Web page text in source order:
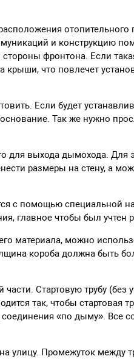
отопительного
и конструкцию
стороны фронтона. Если
крыши, что повлечет
Если будет
Так же нужно
для выхода дымохода. Для
размеры на стену, а
с помощью специальной
главное чтобы был учтен
материала, можно
короба должна быть
Стартовую трубу (без
так, чтобы стартовая
«по дыму». Все
улицу. Промежуток между